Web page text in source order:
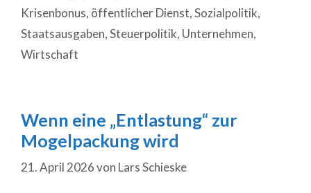
Krisenbonus, öffentlicher Dienst,Sozialpolitik,
Staatsausgaben,Steuerpolitik, Unternehmen,
Wirtschaft
Wenn eine „Entlastung“ zur
Mogelpackung wird
21. April 2026von Lars Schieske